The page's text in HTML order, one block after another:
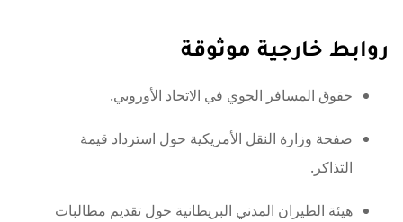
روابط خارجية موثوقة
حقوق المسافر الجوي في الاتحاد الأوروبي.
صفحة وزارة النقل الأمريكية حول استرداد قيمة
التذاكر.
هيئة الطيران المدني البريطانية حول تقديم مطالبات